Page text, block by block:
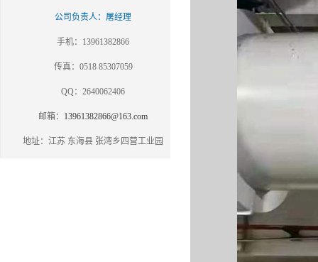
公司负责人：屠经理
手机：13961382866
传真：0518 85307059
QQ：2640062406
邮箱： 13961382866@163.com
地址：江苏 东海县 张湾乡四营工业园